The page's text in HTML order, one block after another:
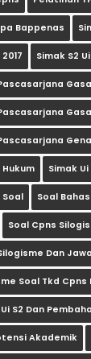
Bappenas
Simak S2
Hukum Simak
Soal Soal
Soal Cpns
Dan
Soal Tkd Cpns
S2 Dan
Akademik